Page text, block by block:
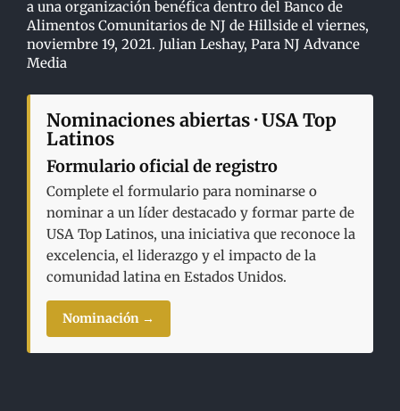
a una organización benéfica dentro del Banco de
Alimentos Comunitarios de NJ de Hillside el viernes,
noviembre 19, 2021. Julian Leshay, Para NJ Advance
Media
Nominaciones abiertas · USA Top
Latinos
Formulario oficial de registro
Complete el formulario para nominarse o
nominar a un líder destacado y formar parte de
USA Top Latinos, una iniciativa que reconoce la
excelencia, el liderazgo y el impacto de la
comunidad latina en Estados Unidos.
Nominación →